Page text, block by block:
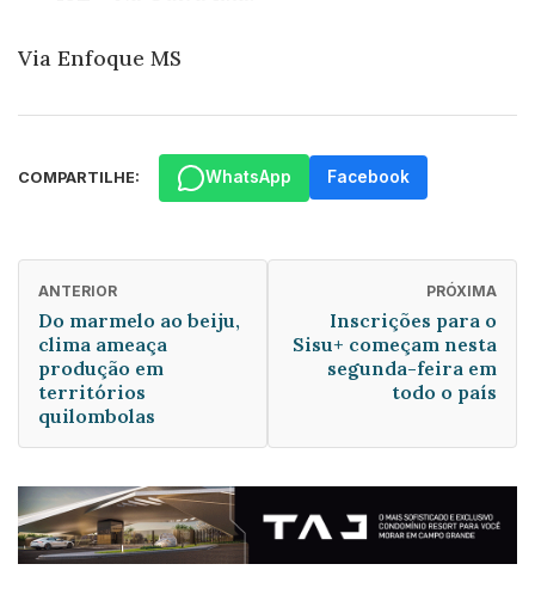
Via Enfoque MS
COMPARTILHE: WhatsApp Facebook
ANTERIOR
Do marmelo ao beiju,
clima ameaça
produção em
territórios
quilombolas
PRÓXIMA
Inscrições para o
Sisu+ começam nesta
segunda-feira em
todo o país